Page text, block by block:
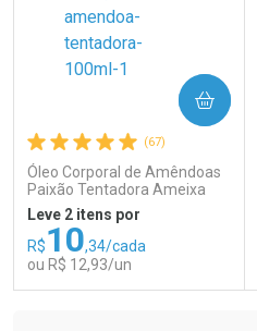
Comprar sem Desconto
Por R$ 121,90/cada
Comprar sem Desconto
Por R$ 121,90/cada
(67)
Óleo Corporal de Amêndoas
Paixão Tentadora Ameixa
Rubi 100ml
Leve 2 itens por
R$10,34/cada
ou R$ 12,93/un
COMPRAR